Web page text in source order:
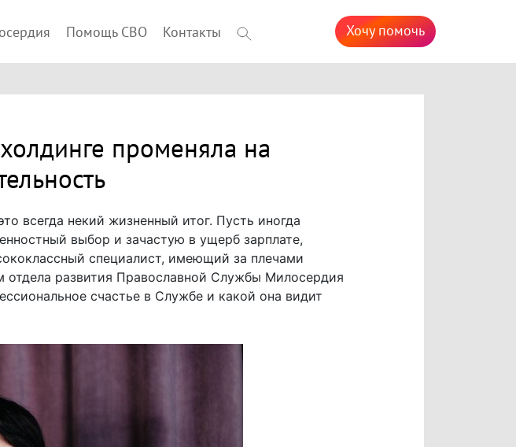
Помощь СВО Контакты Хочу помочь
променяла на
всегда некий жизненный итог. Пусть иногда
выбор и зачастую в ущерб зарплате,
специалист, имеющий за плечами
развития Православной Службы Милосердия
счастье в Службе и какой она видит